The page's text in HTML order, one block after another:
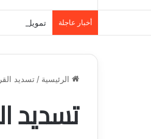
أخبار عاجلة تمويل
الرئيسية / تسديد
تسديد